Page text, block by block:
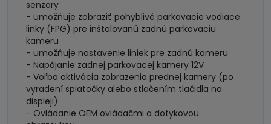
senzory
- umožňuje zobraziť pohyblivé parkovacie vodiace
linky (FPG) pre inštalovanú zadnú parkovaciu
kameru
- umožňuje nastavenie liniek pre zadnú kameru
- Napájanie zadnej parkovacej kamery 12V
- Voľba aktivácia zobrazenia prednej kamery (po
vyradení spiatočky alebo stlačením tlačidla na
displeji)
- Ovládanie OEM ovládačmi a dotykovou